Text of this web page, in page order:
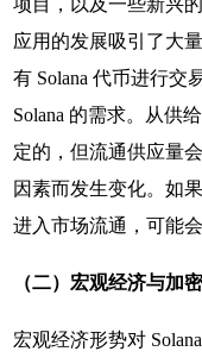
项目，以及一些新兴
应用的发展吸引了大
有 Solana 代币进行交
Solana 的需求。从供
定的，但流通供应量
因素而发生变化。如
进入市场流通，可能
（二）宏观经济与加
宏观经济形势对